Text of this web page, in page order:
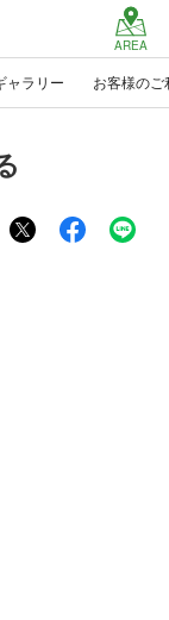
AREA
ャラリー お客様のご